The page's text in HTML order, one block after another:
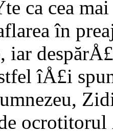
ca cea
în
îÅ£i